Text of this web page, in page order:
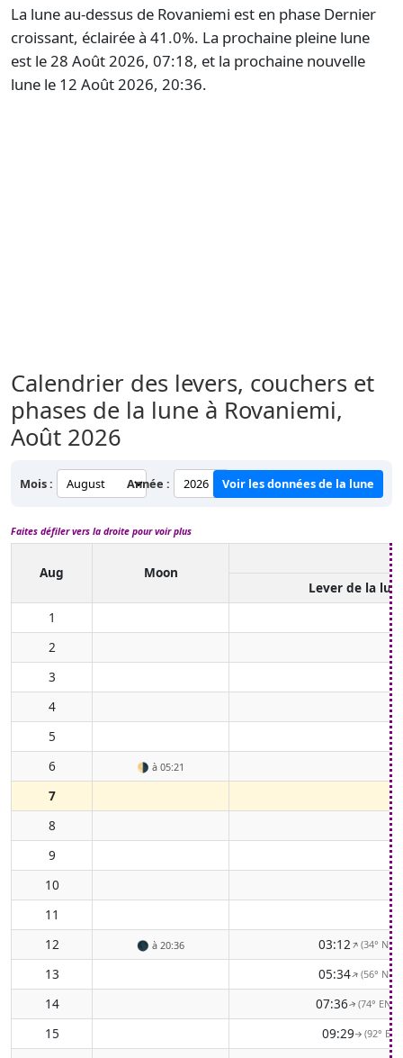
La lune au-dessus de Rovaniemi est en phase Dernier
croissant, éclairée à 41.0%. La prochaine pleine lune
est le 28 Août 2026, 07:18, et la prochaine nouvelle
lune le 12 Août 2026, 20:36.
Calendrier des levers, couchers et
phases de la lune à Rovaniemi,
Août 2026
Mois : Année : Voir les données de la lune
Faites défiler vers la droite pour voir plus
Aug
Moon
Lever de la
1
2
3
4
5
6
🌗 à 05:21
7
8
9
10
11
12
🌑 à 20:36 03:12↑(34° NE)
13 05:34↑(56° NE)
14 07:36↑(74° ENE)
15 09:29↑(92° E)